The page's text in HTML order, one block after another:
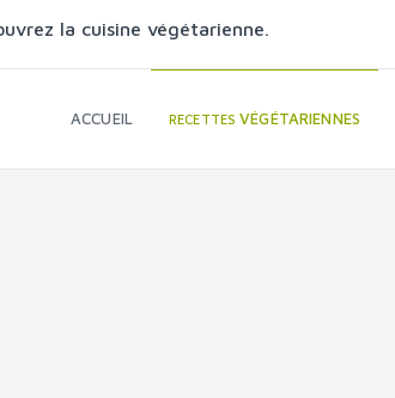
la cuisine végétarienne.
ACCUEIL RECETTESVÉGÉTARIENNES